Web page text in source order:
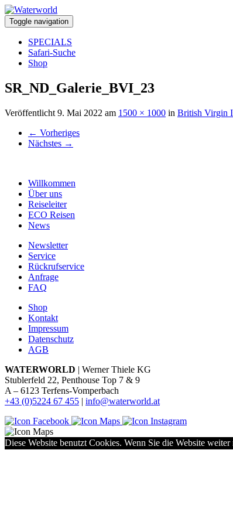
Toggle navigation
SPECIALS
Safari-Suche
Shop
SR_ND_Galerie_BVI_23
Veröffentlicht 9. Mai 2022 am 1500 × 1000 in British Virgin
← Vorheriges
Nächstes →
Willkommen
Über uns
Reiseleiter
ECO Reisen
News
Newsletter
Service
Rückrufservice
Anfrage
FAQ
Shop
Kontakt
Impressum
Datenschutz
AGB
WATERWORLD | Werner Thiele KG
Stublerfeld 22, Penthouse Top 7 & 9
A – 6123 Terfens-Vomperbach
+43 (0)5224 67 455 | info@waterworld.at
Diese Website benutzt Cookies. Wenn Sie die Website